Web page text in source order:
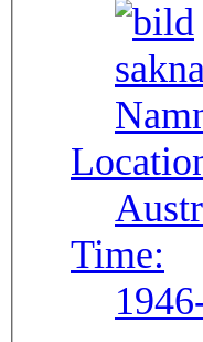
Time: